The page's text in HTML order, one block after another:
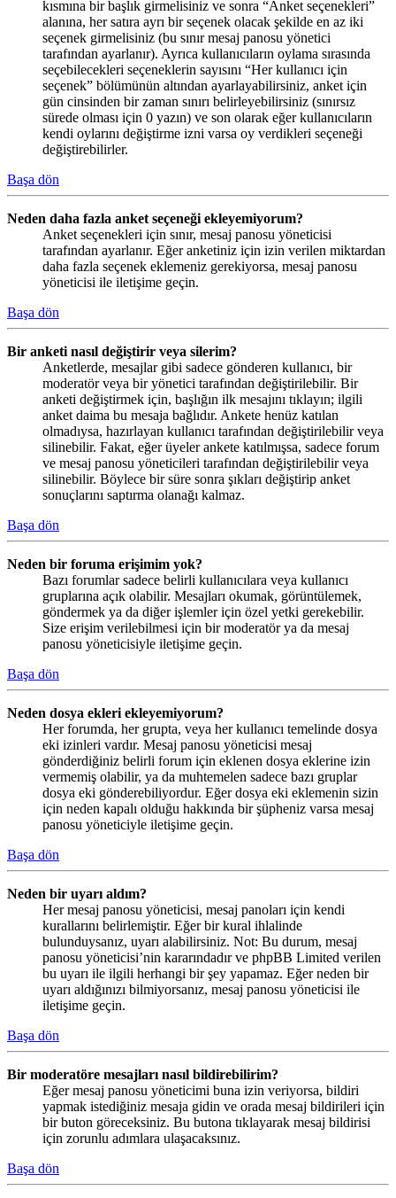
kısmına bir başlık girmelisiniz ve sonra “Anket seçenekleri”
alanına, her satıra ayrı bir seçenek olacak şekilde en az iki
seçenek girmelisiniz (bu sınır mesaj panosu yönetici
tarafından ayarlanır). Ayrıca kullanıcıların oylama sırasında
seçebilecekleri seçeneklerin sayısını “Her kullanıcı için
seçenek” bölümünün altından ayarlayabilirsiniz, anket için
gün cinsinden bir zaman sınırı belirleyebilirsiniz (sınırsız
sürede olması için 0 yazın) ve son olarak eğer kullanıcıların
kendi oylarını değiştirme izni varsa oy verdikleri seçeneği
değiştirebilirler.
Başa dön
Neden daha fazla anket seçeneği ekleyemiyorum?
Anket seçenekleri için sınır, mesaj panosu yöneticisi
tarafından ayarlanır. Eğer anketiniz için izin verilen miktardan
daha fazla seçenek eklemeniz gerekiyorsa, mesaj panosu
yöneticisi ile iletişime geçin.
Başa dön
Bir anketi nasıl değiştirir veya silerim?
Anketlerde, mesajlar gibi sadece gönderen kullanıcı, bir
moderatör veya bir yönetici tarafından değiştirilebilir. Bir
anketi değiştirmek için, başlığın ilk mesajını tıklayın; ilgili
anket daima bu mesaja bağlıdır. Ankete henüz katılan
olmadıysa, hazırlayan kullanıcı tarafından değiştirilebilir veya
silinebilir. Fakat, eğer üyeler ankete katılmışsa, sadece forum
ve mesaj panosu yöneticileri tarafından değiştirilebilir veya
silinebilir. Böylece bir süre sonra şıkları değiştirip anket
sonuçlarını saptırma olanağı kalmaz.
Başa dön
Neden bir foruma erişimim yok?
Bazı forumlar sadece belirli kullanıcılara veya kullanıcı
gruplarına açık olabilir. Mesajları okumak, görüntülemek,
göndermek ya da diğer işlemler için özel yetki gerekebilir.
Size erişim verilebilmesi için bir moderatör ya da mesaj
panosu yöneticisiyle iletişime geçin.
Başa dön
Neden dosya ekleri ekleyemiyorum?
Her forumda, her grupta, veya her kullanıcı temelinde dosya
eki izinleri vardır. Mesaj panosu yöneticisi mesaj
gönderdiğiniz belirli forum için eklenen dosya eklerine izin
vermemiş olabilir, ya da muhtemelen sadece bazı gruplar
dosya eki gönderebiliyordur. Eğer dosya eki eklemenin sizin
için neden kapalı olduğu hakkında bir şüpheniz varsa mesaj
panosu yöneticiyle iletişime geçin.
Başa dön
Neden bir uyarı aldım?
Her mesaj panosu yöneticisi, mesaj panoları için kendi
kurallarını belirlemiştir. Eğer bir kural ihlalinde
bulunduysanız, uyarı alabilirsiniz. Not: Bu durum, mesaj
panosu yöneticisi’nin kararındadır ve phpBB Limited verilen
bu uyarı ile ilgili herhangi bir şey yapamaz. Eğer neden bir
uyarı aldığınızı bilmiyorsanız, mesaj panosu yöneticisi ile
iletişime geçin.
Başa dön
Bir moderatöre mesajları nasıl bildirebilirim?
Eğer mesaj panosu yöneticimi buna izin veriyorsa, bildiri
yapmak istediğiniz mesaja gidin ve orada mesaj bildirileri için
bir buton göreceksiniz. Bu butona tıklayarak mesaj bildirisi
için zorunlu adımlara ulaşacaksınız.
Başa dön